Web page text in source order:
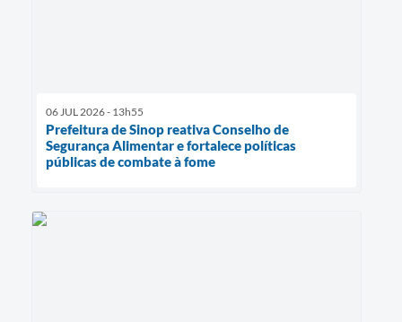
06 JUL 2026 - 13h55
Prefeitura de Sinop reativa Conselho de
Segurança Alimentar e fortalece políticas
públicas de combate à fome